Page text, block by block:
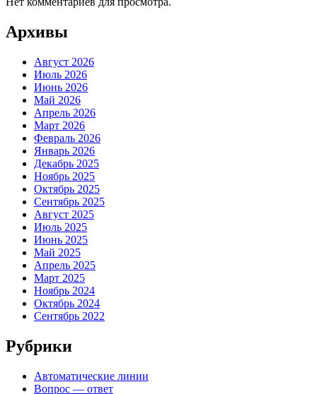
Архивы
Август 2026
Июль 2026
Июнь 2026
Май 2026
Апрель 2026
Март 2026
Февраль 2026
Январь 2026
Декабрь 2025
Ноябрь 2025
Октябрь 2025
Сентябрь 2025
Август 2025
Июль 2025
Июнь 2025
Май 2025
Апрель 2025
Март 2025
Ноябрь 2024
Октябрь 2024
Сентябрь 2022
Рубрики
Автоматические линии
Вопрос — ответ